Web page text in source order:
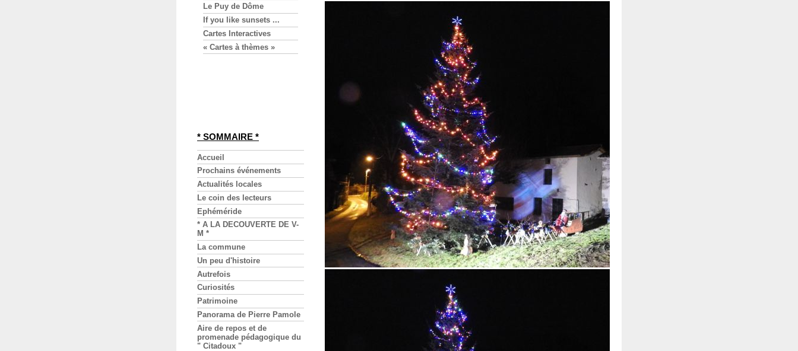
Le Puy de Dôme
If you like sunsets ...
Cartes Interactives
« Cartes à thèmes »
* SOMMAIRE *
Accueil
Prochains événements
Actualités locales
Le coin des lecteurs
Ephéméride
* A LA DECOUVERTE DE V-
M *
La commune
Un peu d'histoire
Autrefois
Curiosités
Patrimoine
Panorama de Pierre Pamole
Aire de repos et de
promenade pédagogique du
" Citadoux "